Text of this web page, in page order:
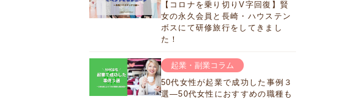
【コロナを乗り切りV字回復】賢
女の永久会員と長崎・ハウステン
ボスにて研修旅行をしてきまし
た！
起業・副業コラム
50代女性が起業で成功した事例３
選―50代女性におすすめの職種も